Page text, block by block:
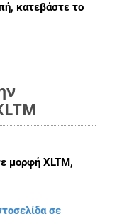
κατεβάστε το
μορφή XLTM,
σε